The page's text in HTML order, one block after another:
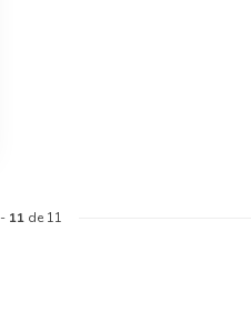
- 11 de 11